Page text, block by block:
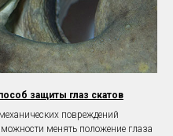
защиты глаз скатов
повреждений
менять положение глаза